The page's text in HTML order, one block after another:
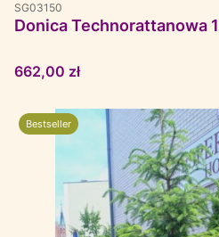
SG03150
Donica Technorattanowa
Cena
662,00 zł
Bestseller